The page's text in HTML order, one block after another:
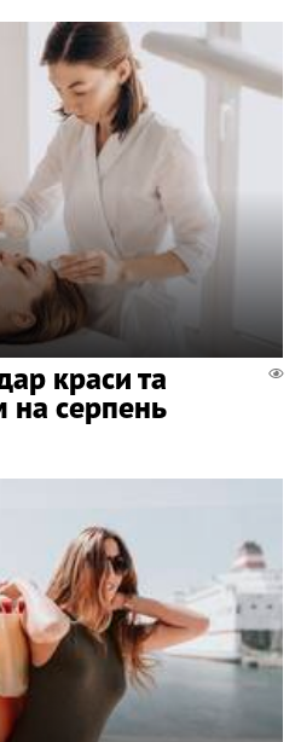
краси та
на серпень